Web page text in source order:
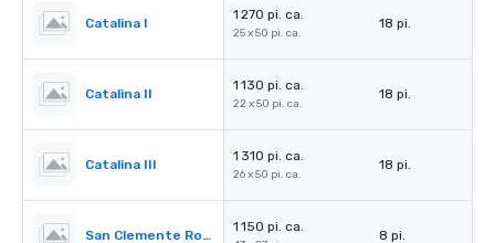
Catalina I
1 270 pi. ca.
25 x 50 pi. ca.
18 pi.
Catalina II
1 130 pi. ca.
22 x 50 pi. ca.
18 pi.
Catalina III
1 310 pi. ca.
26 x 50 pi. ca.
18 pi.
San Clemente Room
1 150 pi. ca.
8 pi.